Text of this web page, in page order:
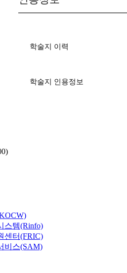
학술지 이력
학술지 인용정보
스템(Rinfo)
센터(FRIC)
비스(SAM)